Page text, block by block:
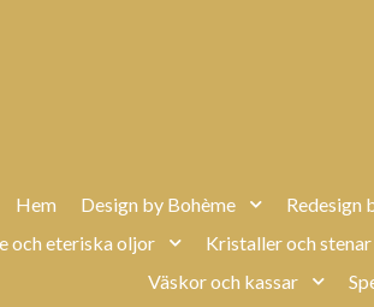
Hem Design by Bohème Redesign
och eteriska oljor
Kristaller och stenar
Väskor och kassar